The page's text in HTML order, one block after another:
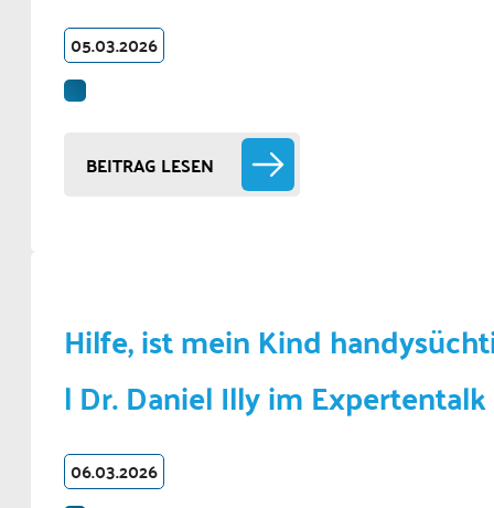
05.03.2026
BEITRAG LESEN
Hilfe, ist mein Kind
| Dr. Daniel Illy im Expertentalk
06.03.2026